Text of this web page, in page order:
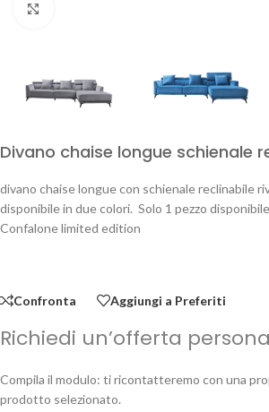
Divano chaise longue schienale
divano chaise longue con schienale reclinabile
disponibile in due colori. Solo 1 pezzo
Confalone limited edition
Confronta Aggiungi a Preferiti
Richiedi un’offerta
Compila il modulo: ti ricontatteremo con una
prodotto selezionato.